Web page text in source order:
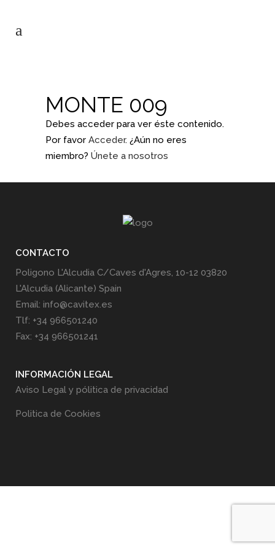
MONTE 009
Debes acceder para ver éste contenido.
Por favor Acceder. ¿Aún no eres
miembro? Únete a nosotros
CONTACTO
Poligono L'Alcudia C/Caves d'Agres, 10-12 03820
L'Alcudia (Alicante) Spain
Email: info@cavitex.es
Tlf: +34 966501240
Fax: +34 966501241
INFORMACIÓN LEGAL
Aviso Legal y pólitica de privacidad
Politica de Cookies